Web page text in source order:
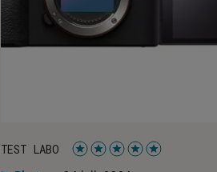
TEST LABO
Noté 5 étoiles sur 5